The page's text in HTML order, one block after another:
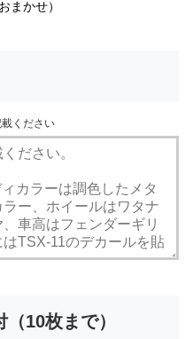
まかせ）
ください
10枚まで）